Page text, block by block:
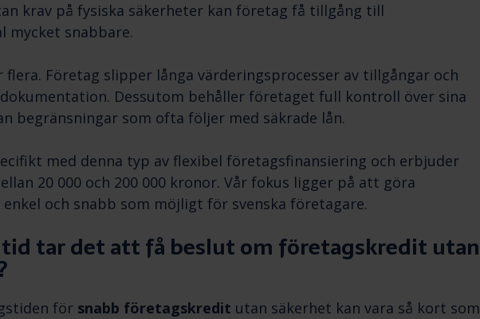
krav på fysiska säkerheter kan företag få tillgång till
mycket snabbare.
flera. Företag slipper långa värderingsprocesser av tillgångar och
Dessutom behåller företaget full kontroll över sina
begränsningar som ofta följer med säkrade lån.
med denna typ av flexibel företagsfinansiering och erbjuder
20 000 och 200 000 kronor. Vår fokus ligger på att göra
enkel och snabb som möjligt för svenska företagare.
tar det att få beslut om företagskredit utan
för snabb företagskredit utan säkerhet kan vara så kort som